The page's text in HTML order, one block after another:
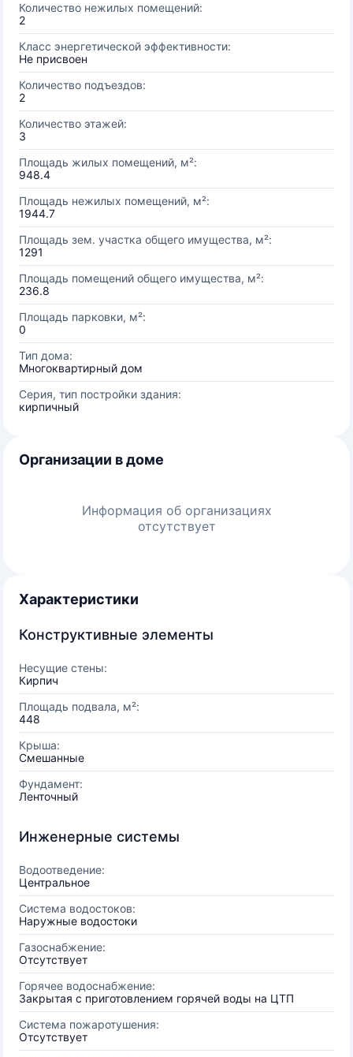
Количество нежилых помещений:
2
Класс энергетической эффективности:
Не присвоен
Количество подъездов:
2
Количество этажей:
3
Площадь жилых помещений, м²:
948.4
Площадь нежилых помещений, м²:
1944.7
Площадь зем. участка общего имущества, м²:
1291
Площадь помещений общего имущества, м²:
236.8
Площадь парковки, м²:
0
Тип дома:
Многоквартирный дом
Серия, тип постройки здания:
кирпичный
Организации в доме
Информация об организациях
отсутствует
Характеристики
Конструктивные элементы
Несущие стены:
Кирпич
Площадь подвала, м²:
448
Крыша:
Смешанные
Фундамент:
Ленточный
Инженерные системы
Водоотведение:
Центральное
Система водостоков:
Наружные водостоки
Газоснабжение:
Отсутствует
Горячее водоснабжение:
Закрытая с приготовлением горячей воды на ЦТП
Система пожаротушения:
Отсутствует